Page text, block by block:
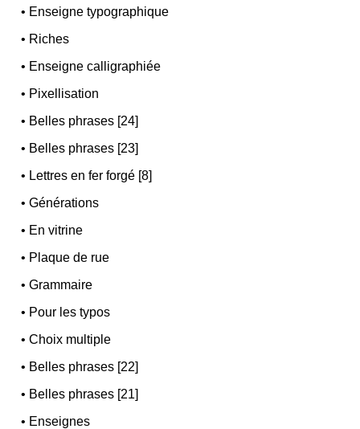
• Enseigne typographique
• Riches
• Enseigne calligraphiée
• Pixellisation
• Belles phrases [24]
• Belles phrases [23]
• Lettres en fer forgé [8]
•Générations
• En vitrine
• Plaque de rue
•Grammaire
• Pour les typos
•Choix multiple
• Belles phrases [22]
• Belles phrases [21]
• Enseignes